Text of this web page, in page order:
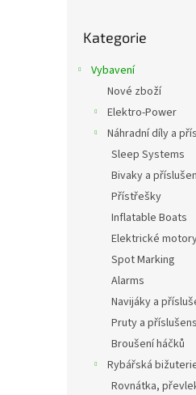
kategorie
Kategorie
Vybavení
Nové zboží
Elektro-Power
Náhradní díly a
Sleep Systems
Bivaky a
Přístřešky
Inflatable Boats
Elektrické
Spot Marking
Alarms
Navijáky a
Pruty a
Broušení háčků
Rybářská
Rovnátka,